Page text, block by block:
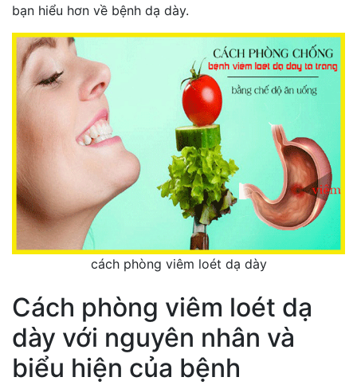
bạn hiểu hơn về bệnh dạ dày.
cách phòng viêm loét dạ dày
Cách phòng viêm loét dạ
dày với nguyên nhân và
biểu hiện của bệnh